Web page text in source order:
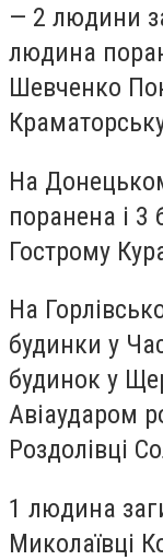
— 2 людини
людина
Шевченко
На
поранена і
Гострому
На
будинки у
будинок у
Авіаударом
Роздолівці
1 людина
Миколаївці